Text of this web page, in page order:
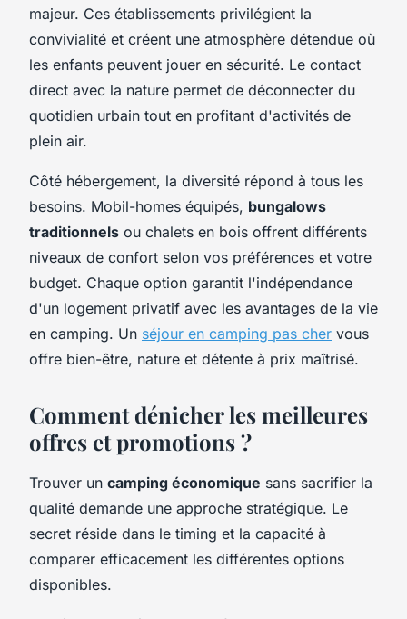
majeur. Ces établissements privilégient la
convivialité et créent une atmosphère détendue où
les enfants peuvent jouer en sécurité. Le contact
direct avec la nature permet de déconnecter du
quotidien urbain tout en profitant d'activités de
plein air.
Côté hébergement, la diversité répond à tous les
besoins. Mobil-homes équipés, bungalows
traditionnels ou chalets en bois offrent différents
niveaux de confort selon vos préférences et votre
budget. Chaque option garantit l'indépendance
d'un logement privatif avec les avantages de la vie
en camping. Un séjour en camping pas cher vous
offre bien-être, nature et détente à prix maîtrisé.
Comment dénicher les meilleures
offres et promotions ?
Trouver un camping économique sans sacrifier la
qualité demande une approche stratégique. Le
secret réside dans le timing et la capacité à
comparer efficacement les différentes options
disponibles.